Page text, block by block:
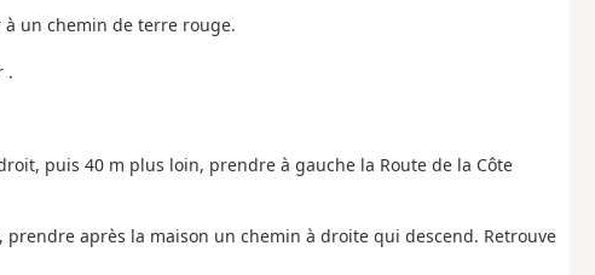
un chemin de terre rouge.
.
puis 40 m plus loin, prendre à gauche la Route de la Côte
après la maison un chemin à droite qui descend. Retrouve